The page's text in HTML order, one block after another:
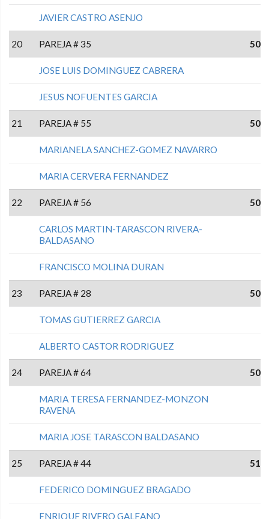
JAVIER CASTRO ASENJO
20 PAREJA # 35 50
JOSE LUIS DOMINGUEZ CABRERA
JESUS NOFUENTES GARCIA
21 PAREJA # 55 50
MARIANELA SANCHEZ-GOMEZ NAVARRO
MARIA CERVERA FERNANDEZ
22 PAREJA # 56 50
CARLOS MARTIN-TARASCON RIVERA-
BALDASANO
FRANCISCO MOLINA DURAN
23 PAREJA # 28 50
TOMAS GUTIERREZ GARCIA
ALBERTO CASTOR RODRIGUEZ
24 PAREJA # 64 50
MARIA TERESA FERNANDEZ-MONZON
RAVENA
MARIA JOSE TARASCON BALDASANO
25 PAREJA # 44 51
FEDERICO DOMINGUEZ BRAGADO
ENRIQUE RIVERO GALEANO